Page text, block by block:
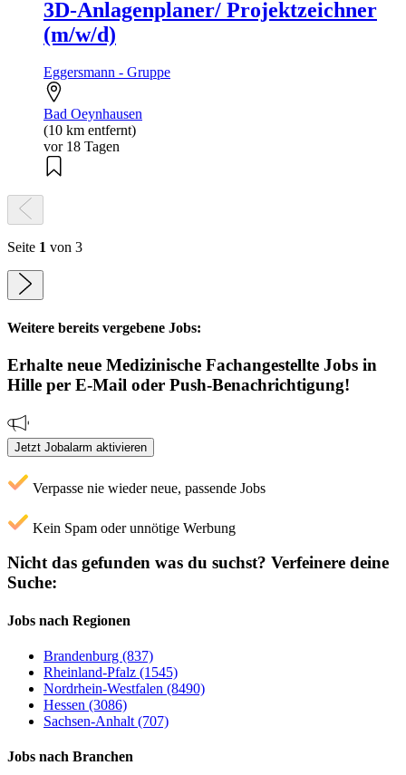
3D-Anlagenplaner/ Projektzeichner
(m/w/d)
Eggersmann - Gruppe
Bad Oeynhausen
(10 km entfernt)
vor 18 Tagen
Seite 1 von 3
Weitere bereits vergebene Jobs:
Erhalte neue Medizinische Fachangestellte Jobs in
Hille per E-Mail oder Push-Benachrichtigung!
Jetzt Jobalarm aktivieren
Verpasse nie wieder neue, passende Jobs
Kein Spam oder unnötige Werbung
Nicht das gefunden was du suchst? Verfeinere deine
Suche:
Jobs nach Regionen
Brandenburg (837)
Rheinland-Pfalz (1545)
Nordrhein-Westfalen (8490)
Hessen (3086)
Sachsen-Anhalt (707)
Jobs nach Branchen